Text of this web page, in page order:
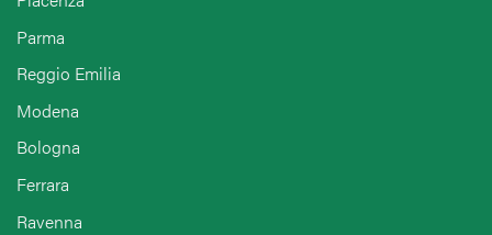
Parma
Reggio Emilia
Modena
Bologna
Ferrara
Ravenna